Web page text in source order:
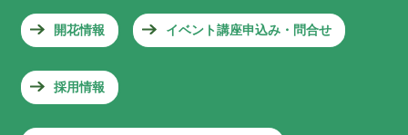
開花情報 イベント講座申込み・問合せ
採用情報